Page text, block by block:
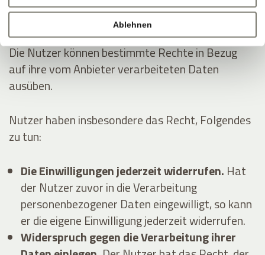
Ablehnen
Die Rechte der Nutzer
Die Nutzer können bestimmte Rechte in Bezug
auf ihre vom Anbieter verarbeiteten Daten
ausüben.
Nutzer haben insbesondere das Recht, Folgendes
zu tun:
Die Einwilligungen jederzeit widerrufen. Hat
der Nutzer zuvor in die Verarbeitung
personenbezogener Daten eingewilligt, so kann
er die eigene Einwilligung jederzeit widerrufen.
Widerspruch gegen die Verarbeitung ihrer